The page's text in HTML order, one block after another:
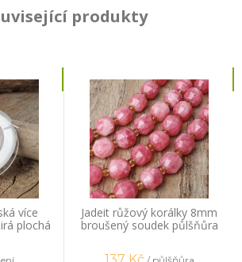
produkty
více
plochá
Jadeit růžový korálky 8mm
broušený soudek půlšňůra